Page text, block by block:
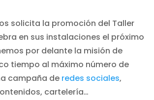
solicita la promoción del Taller
en sus instalaciones el próximo
por delante la misión de
tiempo al máximo número de
campaña de redes sociales,
cartelería…